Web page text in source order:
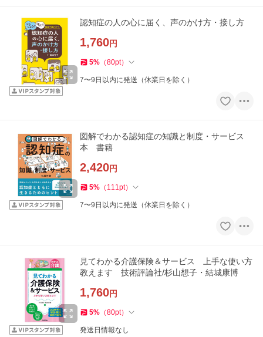
認知症の人の心に届く、声のかけ方・接し方
1,760円
5% （80pt）
7〜9日以内に発送（休業日を除く）
図解でわかる認知症の知識と制度・サービス
本 書籍
2,420円
5% （ 111 pt）
7〜9日以内に発送（休業日を除く）
見てわかる介護保険＆サービス 上手な使い方
教えます 技術評論社/杉山想子・結城康博
1,760円
5% （80pt）
発送日情報なし